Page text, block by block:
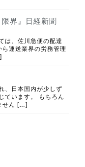
界』日経新聞
は、佐川急便の配達
運送業界の労務管理
、日本国内が少しず
ています。 もちろん
せん […]